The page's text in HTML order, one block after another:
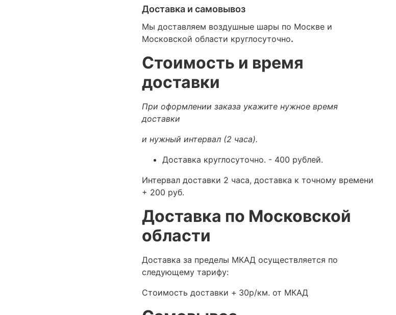
Доставка и самовывоз
Мы доставляем воздушные шары по Москве и
Московской области круглосуточно.
Стоимость и время
доставки
При оформлении заказа укажите нужное время
доставки
и нужный интервал (2 часа).
Доставка круглосуточно. - 400 рублей.
Интервал доставки 2 часа, доставка к точному времени
+ 200 руб.
Доставка по Московской
области
Доставка за пределы МКАД осуществляется по
следующему тарифу:
Стоимость доставки + 30р/км. от МКАД